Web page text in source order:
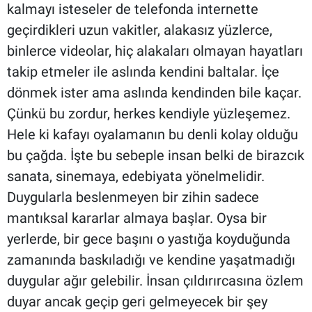
kalmayı isteseler de telefonda internette
geçirdikleri uzun vakitler, alakasız yüzlerce,
binlerce videolar, hiç alakaları olmayan hayatları
takip etmeler ile aslında kendini baltalar. İçe
dönmek ister ama aslında kendinden bile kaçar.
Çünkü bu zordur, herkes kendiyle yüzleşemez.
Hele ki kafayı oyalamanın bu denli kolay olduğu
bu çağda. İşte bu sebeple insan belki de birazcık
sanata, sinemaya, edebiyata yönelmelidir.
Duygularla beslenmeyen bir zihin sadece
mantıksal kararlar almaya başlar. Oysa bir
yerlerde, bir gece başını o yastığa koyduğunda
zamanında baskıladığı ve kendine yaşatmadığı
duygular ağır gelebilir. İnsan çıldırırcasına özlem
duyar ancak geçip geri gelmeyecek bir şey